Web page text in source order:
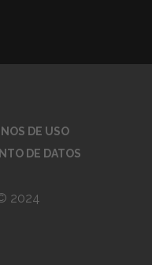
DE USO
DE DATOS
2024